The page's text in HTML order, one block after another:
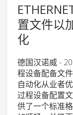
置文件以
化
德国汉诺威 -
程设备配备文
自动化从业者
过程设备配置
供了一个标准